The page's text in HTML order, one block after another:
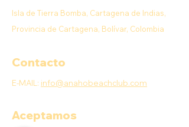
Isla de Tierra Bomba, Cartagena de Indias,
Provincia de Cartagena, Bolívar, Colombia
Contacto
E-MAIL: info@anahobeachclub.com
Aceptamos